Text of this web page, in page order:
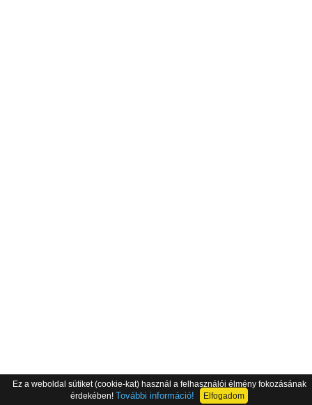
Ez a weboldal sütiket (cookie-kat) használ a felhasználói élmény fokozásának
érdekében! További információ! Elfogadom